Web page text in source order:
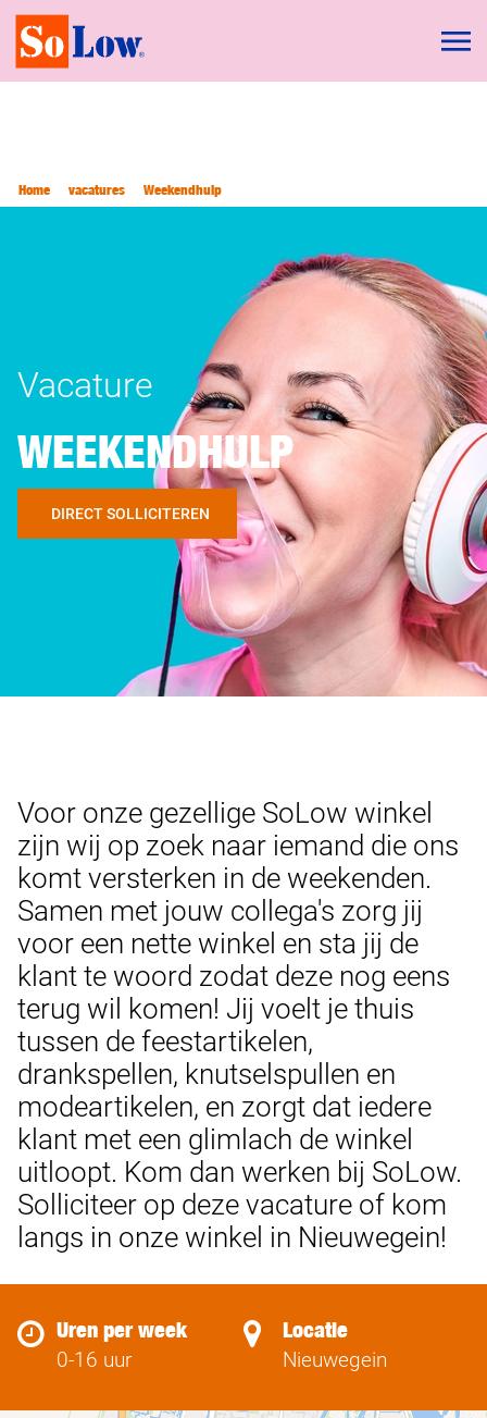
Home vacatures Weekendhulp
Vacature
WEEKENDHULP
DIRECT SOLLICITEREN
Voor onze gezellige SoLow winkel
zijn wij op zoek naar iemand die ons
komt versterken in de weekenden.
Samen met jouw collega's zorg jij
voor een nette winkel en sta jij de
klant te woord zodat deze nog eens
terug wil komen! Jij voelt je thuis
tussen de feestartikelen,
drankspellen, knutselspullen en
modeartikelen, en zorgt dat iedere
klant met een glimlach de winkel
uitloopt. Kom dan werken bij SoLow.
Solliciteer op deze vacature of kom
langs in onze winkel in Nieuwegein!
Uren per week
0-16 uur
Locatie
Nieuwegein